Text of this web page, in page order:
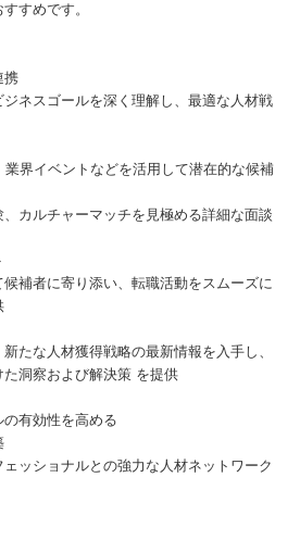
すめです。
携
ネスゴールを深く理解し、最適な人材戦
界イベントなどを活用して潜在的な候補
カルチャーマッチを見極める詳細な面談
補者に寄り添い、転職活動をスムーズに
たな人材獲得戦略の最新情報を入手し、
洞察および解決策 を提供
有効性を高める
ッショナルとの強力な人材ネットワーク